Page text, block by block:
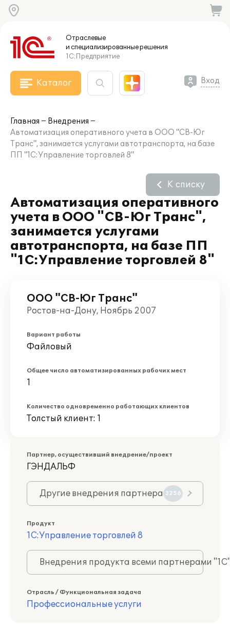
Отраслевые
и специализированныерешения
1С:Предприятие
Каталог Вход
Главная
Внедрения
Автоматизация оперативного учета в ООО "СВ-Юг
Транс", занимается услугами автотранспорта, на базе
ПП "1С:Управление торговлей 8"
Автоматизация оперативного
учета в ООО "СВ-Юг Транс",
занимается услугами
автотранспорта, на базе ПП
"1С:Управление торговлей 8"
К списку
ООО "СВ-Юг Транс"
Ростов-на-Дону, Ноябрь 2007
Вариант работы
Файловый
Общее число автоматизированных рабочих мест
1
Количество одновременно работающих клиентов
Толстый клиент: 1
Партнер, осуществивший внедрение/проект
ГЭНДАЛЬФ
Другие внедрения партнера 3256
Продукт
1С:Управление торговлей 8
Внедрения продукта всеми партнерами
Отрасль / Функциональная задача
Профессиональные услуги